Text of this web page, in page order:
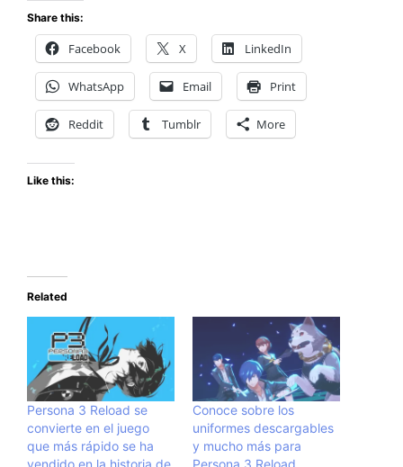
Share this:
Facebook X LinkedIn
WhatsApp Email Print
Reddit Tumblr More
Like this:
Related
Persona 3 Reload se
convierte en el juego
que más rápido se ha
vendido en la historia de
Conoce sobre los
uniformes descargables
y mucho más para
Persona 3 Reload